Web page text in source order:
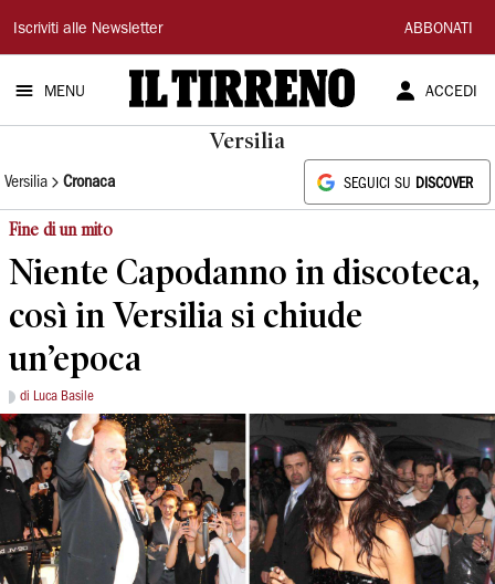
Il
Tirreno
Iscriviti alle Newsletter ABBONATI
MENU ACCEDI
Versilia
Versilia Cronaca SEGUICI SU DISCOVER
Fine di un mito
Niente Capodanno in discoteca,
così in Versilia si chiude
un’epoca
di Luca Basile